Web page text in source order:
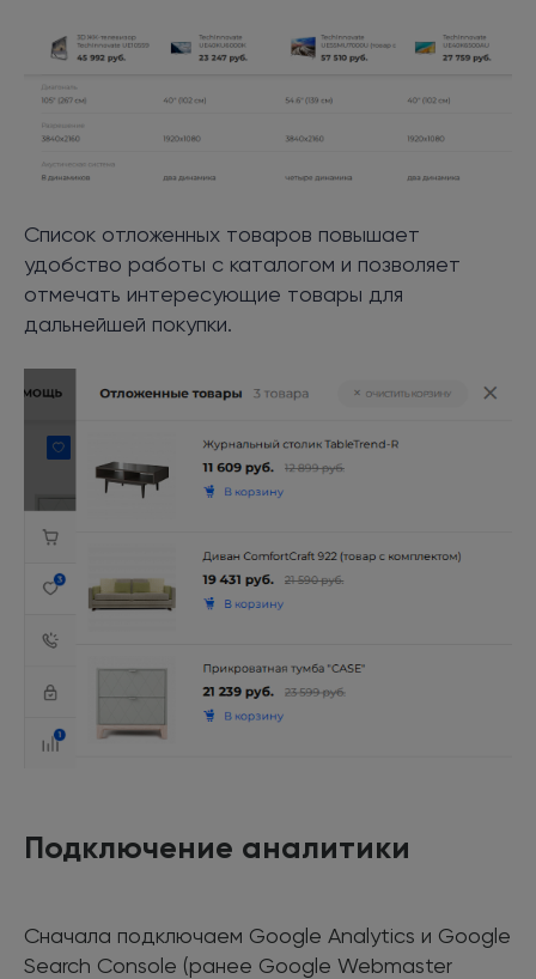
Список отложенных товаров повышает
удобство работы с каталогом и позволяет
отмечать интересующие товары для
дальнейшей покупки.
Подключение аналитики
Сначала подключаем Google Analytics и Google
Search Console (ранее Google Webmaster